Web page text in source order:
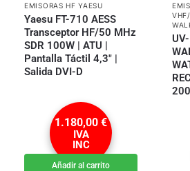
EMISORAS HF YAESU
Yaesu FT-710 AESS
Transceptor HF/50 MHz
SDR 100W | ATU |
Pantalla Táctil 4,3″ |
Salida DVI-D
1.180,00 €
IVA
INC
Añadir al carrito